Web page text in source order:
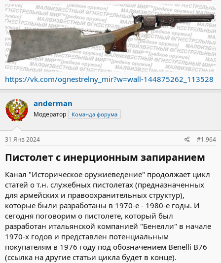
https://vk.com/ognestrelny_mir?w=wall-144875262_113528
anderman
Модератор Команда форума
31 Янв 2024 #1.964
Пистолет с инерционным запиранием​
Канал "Историческое оружиеведение" продолжает цикл
статей о т.н. служебных пистолетах (предназначенных
для армейских и правоохранительных структур),
которые были разработаны в 1970-е - 1980-е годы. И
сегодня поговорим о пистолете, который был
разработан итальянской компанией "Бенелли" в начале
1970-х годов и представлен потенциальным
покупателям в 1976 году под обозначением Benelli B76
(ссылка на другие статьи цикла будет в конце).